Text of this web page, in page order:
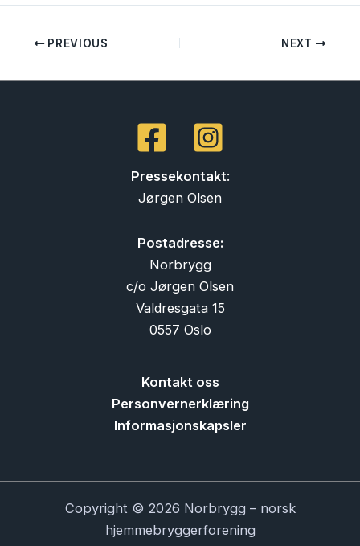
PREVIOUS NEXT
Pressekontakt:
Jørgen Olsen
Postadresse:
Norbrygg
c/o Jørgen Olsen
Valdresgata 15
0557 Oslo
Kontakt oss
Personvernerklæring
Informasjonskapsler
Copyright © 2026 Norbrygg – norsk
hjemmebryggerforening